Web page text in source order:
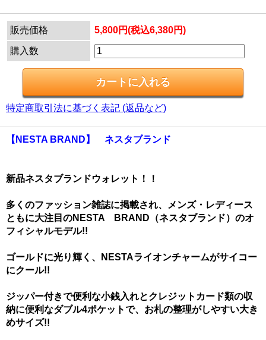
販売価格 5,800円(税込6,380円)
購入数
特定商取引法に基づく表記 (返品など)
【NESTA BRAND】 ネスタブランド
新品ネスタブランドウォレット！！
多くのファッション雑誌に掲載され、メンズ・レディース
ともに大注目のNESTA BRAND（ネスタブランド）のオ
フィシャルモデル!!
ゴールドに光り輝く、NESTAライオンチャームがサイコー
にクール!!
ジッパー付きで便利な小銭入れとクレジットカード類の収
納に便利なダブル4ポケットで、お札の整理がしやすい大き
めサイズ!!